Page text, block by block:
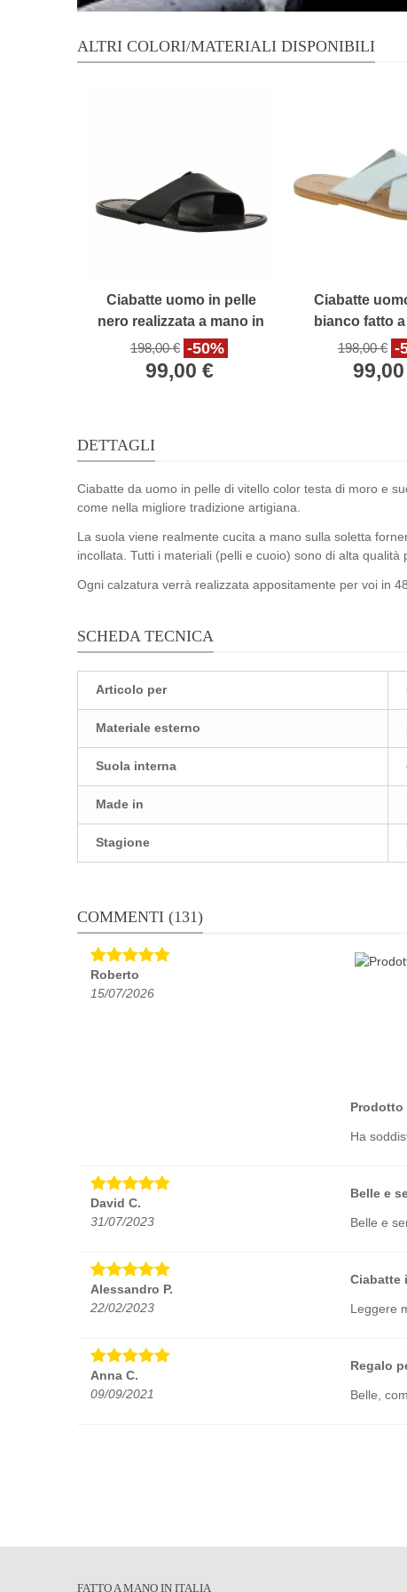
ALTRI COLORI/MATERIALI DISPONIBILI
Ciabatte uomo in pelle
nero realizzata a mano in
Italia
198,00 € -50%
99,00 €
Ciabatte
bianco fatto
Italia
198,00 € -
DETTAGLI
Ciabatte da uomo in pelle di vitello color testa di moro e
come nella migliore tradizione artigiana.
La suola viene realmente cucita a mano sulla soletta
incollata. Tutti i materiali (pelli e cuoio) sono di alta qualità
Ogni calzatura verrà realizzata appositamente per voi in
SCHEDA TECNICA
Articolo per
Materiale esterno
Suola interna
Made in
Stagione
COMMENTI (131)
Roberto
15/07/2026
Prodotto
Ha
David C.
31/07/2023
Belle e
Belle e
Alessandro P.
22/02/2023
Ciabatte
Leggere
Anna C.
09/09/2021
Regalo
Belle,
Prodotto
Martina Z.
FATTO A MANO IN ITALIA